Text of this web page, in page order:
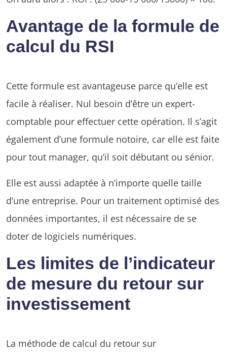
Avantage de la formule de
calcul du RSI
Cette formule est avantageuse parce qu’elle est
facile à réaliser. Nul besoin d’être un expert-
comptable pour effectuer cette opération. Il s’agit
également d’une formule notoire, car elle est faite
pour tout manager, qu’il soit débutant ou sénior.
Elle est aussi adaptée à n’importe quelle taille
d’une entreprise. Pour un traitement optimisé des
données importantes, il est nécessaire de se
doter de logiciels numériques.
Les limites de l’indicateur
de mesure du retour sur
investissement
La méthode de calcul du retour sur